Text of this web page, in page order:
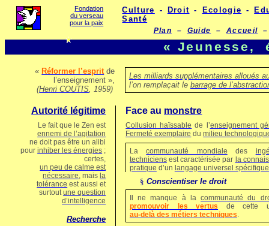
Fondation
du verseau
pour la paix
Culture - Droit - Ecologie -
Santé
Plan – Guide – Accueil –
« Jeunesse,
« Réformer l’esprit de
l’enseignement »,
(Henri COUTIS, 1959)
Les milliards supplémentaires alloués
l’on remplaçait le barrage de
Autorité légitime
Le fait que le Zenest
ennemi de l’agitation
ne doit pas être un alibi
pourinhiber les énergies ;
certes,
un peu de calme est
nécessaire, mais la
tolérance est aussi et
surtoutune question
d’intelligence
Recherche
Face au monstre
Collusion haïssable de l’enseignement
Fermeté exemplaire dumilieu
Lacommunauté mondiale des
techniciensest caractérisée par la
pratique d’un langage universel spécifique
§ Conscientiser le droit
Il ne manque à lacommunauté du
promouvoir les vertus de cette
au‑delà des métiers techniques